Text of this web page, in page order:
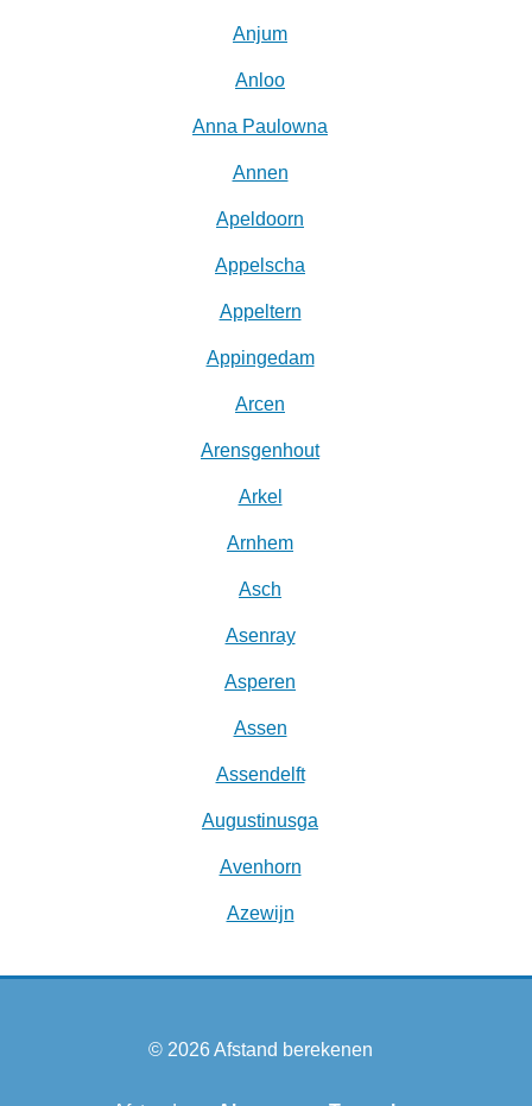
Anjum
Anloo
Anna Paulowna
Annen
Apeldoorn
Appelscha
Appeltern
Appingedam
Arcen
Arensgenhout
Arkel
Arnhem
Asch
Asenray
Asperen
Assen
Assendelft
Augustinusga
Avenhorn
Azewijn
© 2026Afstand berekenen